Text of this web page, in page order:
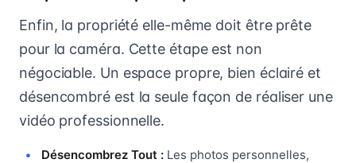
Enfin, la propriété elle-même doit être prête
pour la caméra. Cette étape est non
négociable. Un espace propre, bien éclairé et
désencombré est la seule façon de réaliser une
vidéo professionnelle.
Désencombrez Tout : Les photos personnelles,